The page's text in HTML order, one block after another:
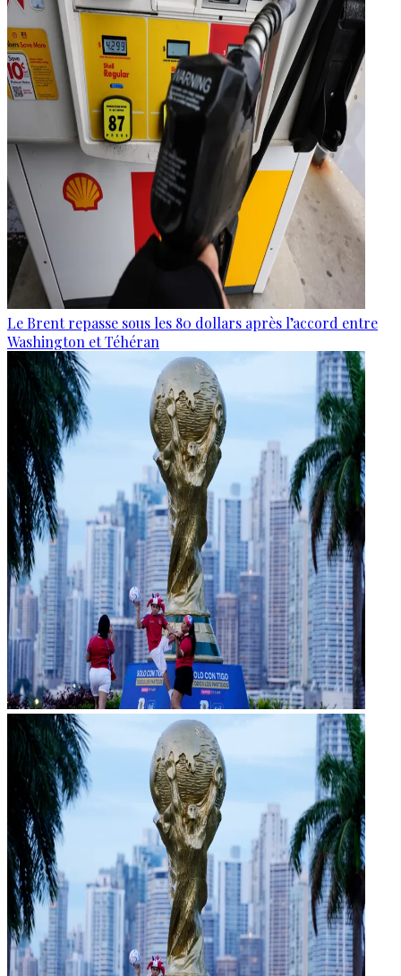
Le Brent repasse sous les 80 dollars après l’accord entre
Washington et Téhéran